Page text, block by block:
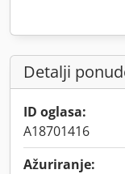
Detalji
ID oglasa:
A18701416
Ažuriranje: